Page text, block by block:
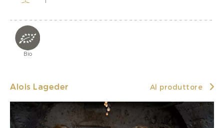
Bio
Alois Lageder Al produttore